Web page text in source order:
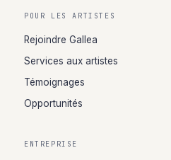
POUR LES ARTISTES
Rejoindre Gallea
Services aux artistes
Témoignages
Opportunités
ENTREPRISE